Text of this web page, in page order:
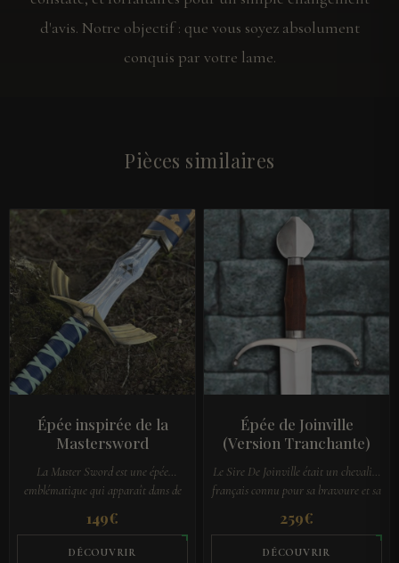
d'avis. Notre objectif : que vous soyez absolument
conquis par votre lame.
Pièces similaires
Épée inspirée de la
Mastersword
La Master Sword est une épée
emblématique qui apparaît dans de
of Zelda. Selon la légende, elle
aurait…
149€
DÉCOUVRIR
Épée de Joinville
(Version Tranchante)
Le Sire De Joinville était un chevalier
français connu pour sa bravoure et sa
Croisade, le Sire De…
259€
DÉCOUVRIR